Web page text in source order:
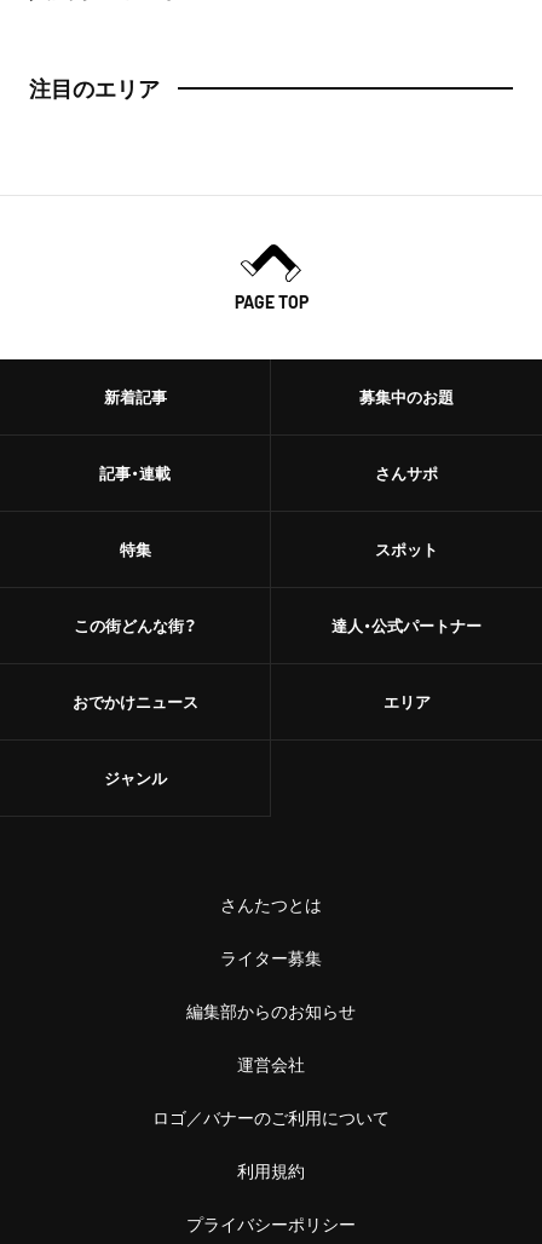
注目のエリア
PAGE TOP
新着記事
記事・連載
特集
この街どんな街？
おでかけニュース
募集中のお題
さんサポ
スポット
達人・公式パートナー
エリア
ジャンル
さんたつとは
ライター募集
編集部からのお知らせ
運営会社
ロゴ／バナーのご利用について
利用規約
プライバシーポリシー